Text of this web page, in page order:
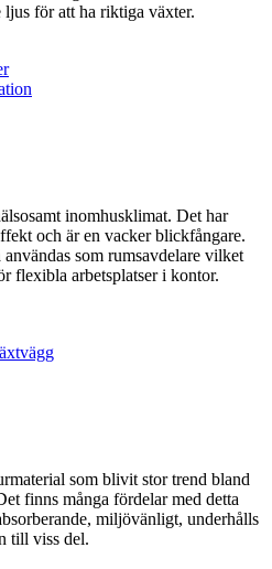
för att ha riktiga växter.
inomhusklimat. Det har
och är en vacker blickfångare.
som rumsavdelare vilket
flexibla arbetsplatser i kontor.
som blivit stor trend bland
finns många fördelar med detta
miljövänligt, underhålls
till viss del.